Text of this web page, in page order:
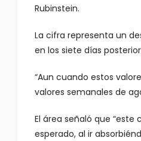
Rubinstein.
La cifra representa un
en los siete días
“Aun cuando estos
valores semanales de
El área señaló que
esperado, al ir